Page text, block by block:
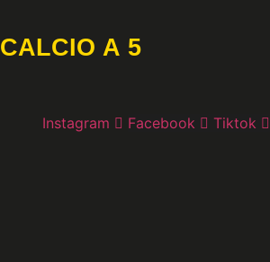
CALCIO A 5
Instagram Facebook Tiktok